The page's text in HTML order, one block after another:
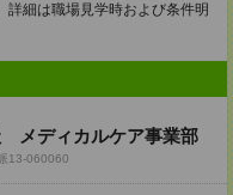
細は職場見学時および条件明
メディカルケア事業部
13-060060